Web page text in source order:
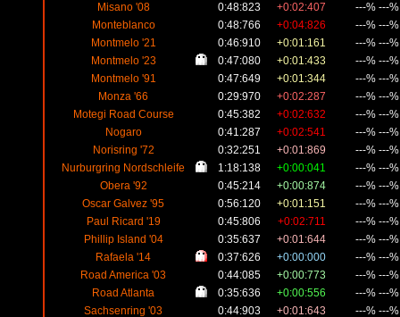
Misano '08
0:48:823 +0:02:407
---% ---
Monteblanco
0:48:766 +0:04:826
---% ---
Montmelo '21
0:46:910 +0:01:161
---% ---
Montmelo '23
0:47:080 +0:01:433
---% ---
Montmelo '91
0:47:649 +0:01:344
---% ---
Monza '66
0:29:970 +0:02:287
---% ---
Motegi Road Course
0:45:382 +0:02:632
---% ---
Nogaro
0:41:287 +0:02:541
---% ---
Norisring '72
0:32:251 +0:01:869
---% ---
Nurburgring Nordschleife
1:18:138 +0:00:041
---% ---
Obera '92
0:45:214 +0:00:874
---% ---
Oscar Galvez '95
0:56:120 +0:01:151
---% ---
Paul Ricard '19
0:45:806 +0:02:711
---% ---
Phillip Island '04
0:35:637 +0:01:644
---% ---
Rafaela '14
0:37:626 +0:00:000
---% ---
Road America '03
0:44:085 +0:00:773
---% ---
Road Atlanta
0:35:636 +0:00:556
---% ---
Sachsenring '03
0:44:903 +0:01:643
---% ---